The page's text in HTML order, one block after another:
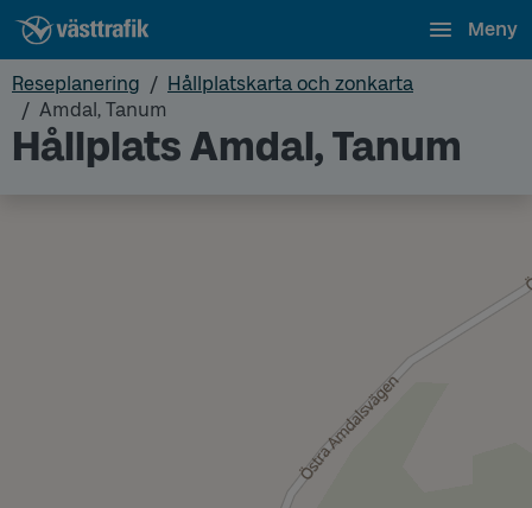
Meny
Reseplanering
Hållplatskarta och zonkarta
Amdal, Tanum
Hållplats Amdal, Tanum